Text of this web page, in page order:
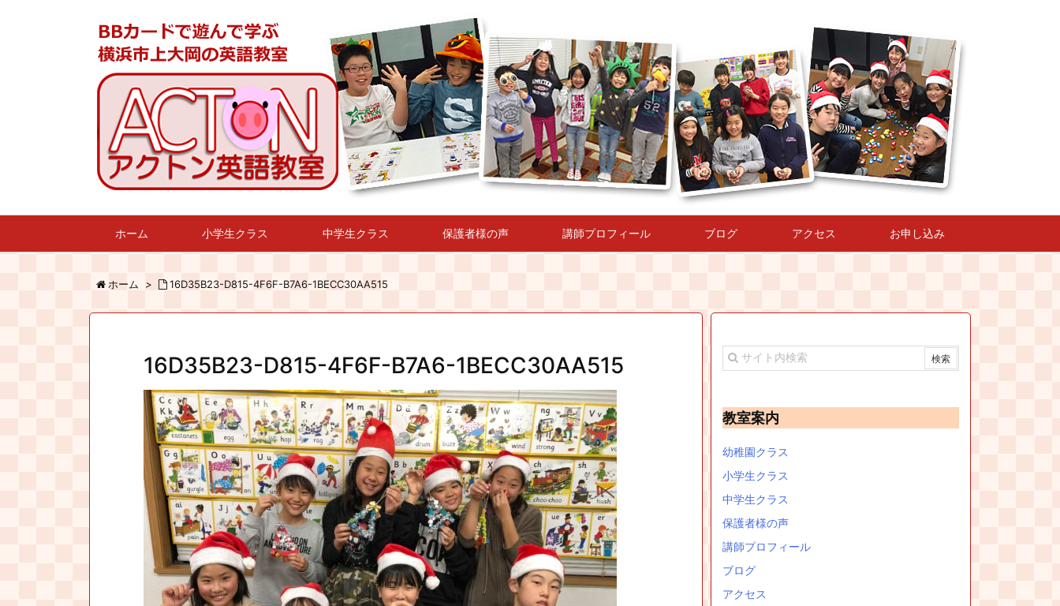
ホーム 小学生クラス 中学生クラス 保護者様の声 講師プロフィール ブログ アクセス お申し込み
ホーム > 16D35B23-D815-4F6F-B7A6-1BECC30AA515
16D35B23-D815-4F6F-B7A6-1BECC30AA515
教室案内
幼稚園クラス
小学生クラス
中学生クラス
保護者様の声
講師プロフィール
ブログ
アクセス